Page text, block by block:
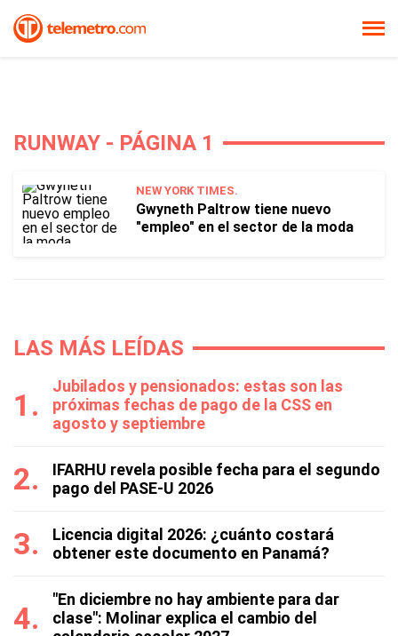
RUNWAY - PÁGINA 1
NEW YORK TIMES.
Gwyneth Paltrow tiene nuevo
"empleo" en el sector de la moda
LAS MÁS LEÍDAS
Jubilados y pensionados: estas son las
próximas fechas de pago de la CSS en
agosto y septiembre
IFARHU revela posible fecha para el segundo
pago del PASE-U 2026
Licencia digital 2026: ¿cuánto costará
obtener este documento en Panamá?
"En diciembre no hay ambiente para dar
clase": Molinar explica el cambio del